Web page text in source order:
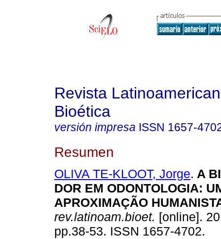
Revista
Bioética
versión impresa ISSN 1657-
Resumen
OLIVA TE-KLOOT, Jorge. A
DOR EM ODONTOLOGIA:
APROXIMAÇÃO
rev.latinoam.bioet. [online].
pp.38-53. ISSN 1657-4702.